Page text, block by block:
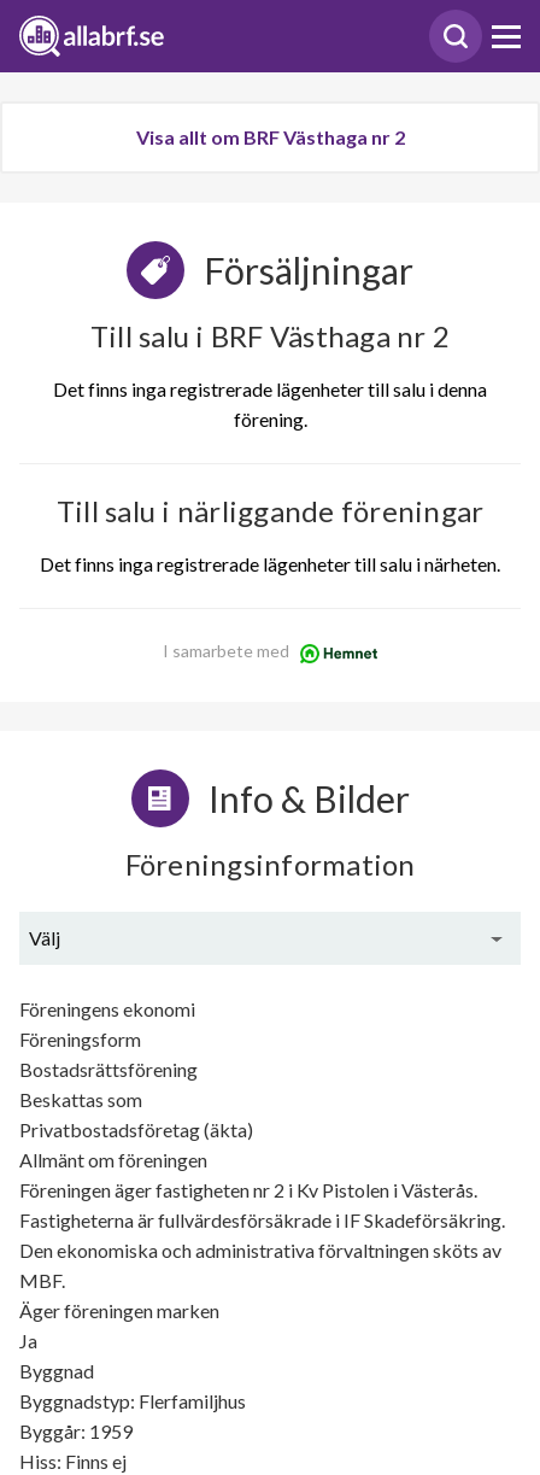
Visa allt om BRF Västhaga nr 2
Försäljningar
Till salu i BRF Västhaga nr 2
Det finns inga registrerade lägenheter till salu i denna
förening.
Till salu i närliggande föreningar
Det finns inga registrerade lägenheter till salu i närheten.
I samarbete med
Info & Bilder
Föreningsinformation
Välj
Föreningens ekonomi
Föreningsform
Bostadsrättsförening
Beskattas som
Privatbostadsföretag (äkta)
Allmänt om föreningen
Föreningen äger fastigheten nr 2 i Kv Pistolen i Västerås.
Fastigheterna är fullvärdesförsäkrade i IF Skadeförsäkring.
Den ekonomiska och administrativa förvaltningen sköts av
MBF.
Äger föreningen marken
Ja
Byggnad
Byggnadstyp: Flerfamiljhus
Byggår: 1959
Hiss: Finns ej